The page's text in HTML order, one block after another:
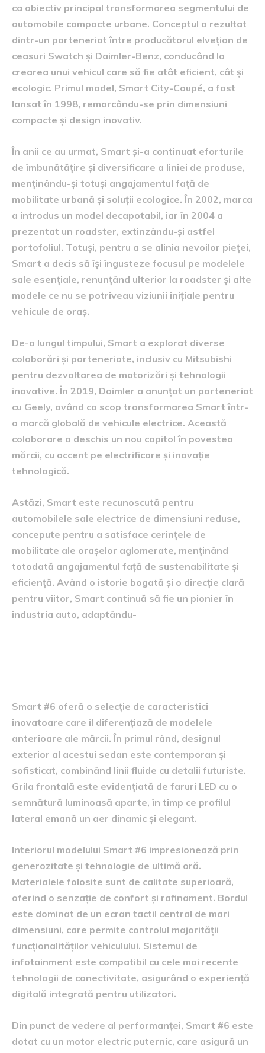
ca obiectiv principal transformarea segmentului de
automobile compacte urbane. Conceptul a rezultat
dintr-un parteneriat între producătorul elvețian de
ceasuri Swatch și Daimler-Benz, conducând la
crearea unui vehicul care să fie atât eficient, cât și
ecologic. Primul model, Smart City-Coupé, a fost
lansat în 1998, remarcându-se prin dimensiuni
compacte și design inovativ.
În anii ce au urmat, Smart și-a continuat eforturile
de îmbunătățire și diversificare a liniei de produse,
menținându-și totuși angajamentul față de
mobilitate urbană și soluții ecologice. În 2002, marca
a introdus un model decapotabil, iar în 2004 a
prezentat un roadster, extinzându-și astfel
portofoliul. Totuși, pentru a se alinia nevoilor pieței,
Smart a decis să își îngusteze focusul pe modelele
sale esențiale, renunțând ulterior la roadster și alte
modele ce nu se potriveau viziunii inițiale pentru
vehicule de oraș.
De-a lungul timpului, Smart a explorat diverse
colaborări și parteneriate, inclusiv cu Mitsubishi
pentru dezvoltarea de motorizări și tehnologii
inovative. În 2019, Daimler a anunțat un parteneriat
cu Geely, având ca scop transformarea Smart într-
o marcă globală de vehicule electrice. Această
colaborare a deschis un nou capitol în povestea
mărcii, cu accent pe electrificare și inovație
tehnologică.
Astăzi, Smart este recunoscută pentru
automobilele sale electrice de dimensiuni reduse,
concepute pentru a satisface cerințele de
mobilitate ale orașelor aglomerate, menținând
totodată angajamentul față de sustenabilitate și
eficiență. Având o istorie bogată și o direcție clară
pentru viitor, Smart continuă să fie un pionier în
industria auto, adaptându-
Smart #6 oferă o selecție de caracteristici
inovatoare care îl diferențiază de modelele
anterioare ale mărcii. În primul rând, designul
exterior al acestui sedan este contemporan și
sofisticat, combinând linii fluide cu detalii futuriste.
Grila frontală este evidențiată de faruri LED cu o
semnătură luminoasă aparte, în timp ce profilul
lateral emană un aer dinamic și elegant.
Interiorul modelului Smart #6 impresionează prin
generozitate și tehnologie de ultimă oră.
Materialele folosite sunt de calitate superioară,
oferind o senzație de confort și rafinament. Bordul
este dominat de un ecran tactil central de mari
dimensiuni, care permite controlul majorității
funcționalităților vehiculului. Sistemul de
infotainment este compatibil cu cele mai recente
tehnologii de conectivitate, asigurând o experiență
digitală integrată pentru utilizatori.
Din punct de vedere al performanței, Smart #6 este
dotat cu un motor electric puternic, care asigură un